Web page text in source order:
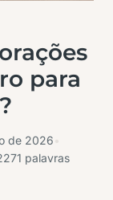
para
de 2026
palavras